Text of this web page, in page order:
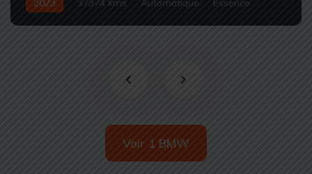
2023 37374 kms Automatique
Essence
Voir 1 BMW